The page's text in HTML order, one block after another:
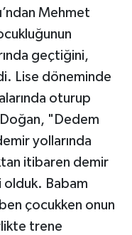
Mehmet
geçtiğini,
Lise döneminde
oturup
"Dedem
yollarında
itibaren demir
olduk. Babam
çocukken onun
trene